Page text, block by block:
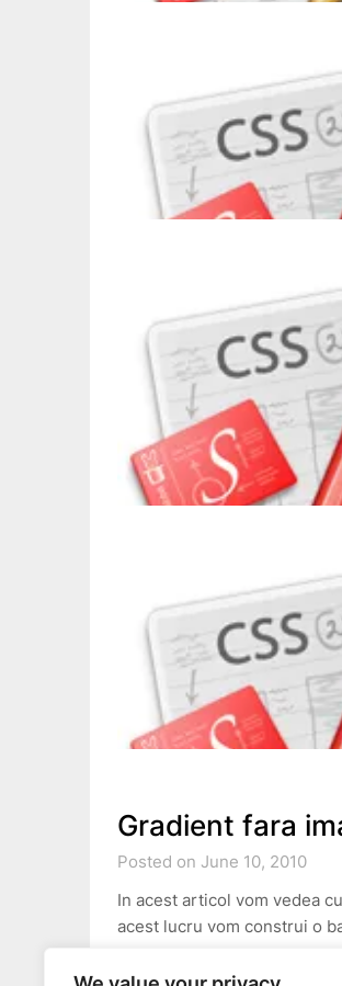
Gradient fara
Posted on June 10, 2010
In acest articol vom vedea
acest lucru vom construi o